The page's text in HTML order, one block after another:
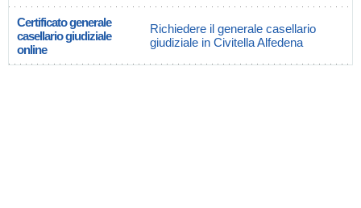
Certificato generale
casellario giudiziale
online
Richiedere il generale casellario
giudiziale in Civitella Alfedena